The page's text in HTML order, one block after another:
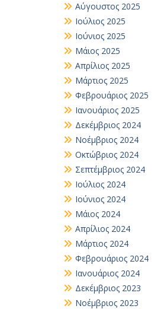
Αύγουστος 2025
Ιούλιος 2025
Ιούνιος 2025
Μάιος 2025
Απρίλιος 2025
Μάρτιος 2025
Φεβρουάριος 2025
Ιανουάριος 2025
Δεκέμβριος 2024
Νοέμβριος 2024
Οκτώβριος 2024
Σεπτέμβριος 2024
Ιούλιος 2024
Ιούνιος 2024
Μάιος 2024
Απρίλιος 2024
Μάρτιος 2024
Φεβρουάριος 2024
Ιανουάριος 2024
Δεκέμβριος 2023
Νοέμβριος 2023